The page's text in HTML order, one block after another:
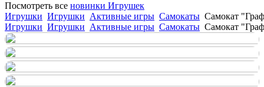
Посмотреть все новинки Игрушек
Игрушки Игрушки Активные игры Самокаты Самокат
Игрушки Игрушки Активные игры Самокаты Самокат